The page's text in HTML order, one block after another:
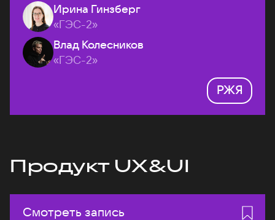
Ирина Гинзберг
«ГЭС-2»
Влад Колесников
«ГЭС-2»
РЖЯ
Продукт UX&UI
Смотреть запись